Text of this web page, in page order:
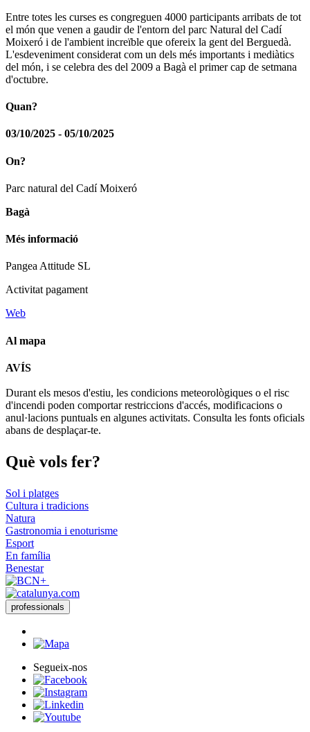
Entre totes les curses es congreguen 4000 participants arribats de tot
el món que venen a gaudir de l'entorn del parc Natural del Cadí
Moixeró i de l'ambient increïble que ofereix la gent del Berguedà.
L'esdeveniment considerat com un dels més importants i mediàtics
del món, i se celebra des del 2009 a Bagà el primer cap de setmana
d'octubre.
Quan?
03/10/2025 - 05/10/2025
On?
Parc natural del Cadí Moixeró
Bagà
Més informació
Pangea Attitude SL
Activitat pagament
Web
Al mapa
−
AVÍS
Durant els mesos d'estiu, les condicions meteorològiques o el risc
d'incendi poden comportar restriccions d'accés, modificacions o
anul·lacions puntuals en algunes activitats. Consulta les fonts oficials
abans de desplaçar-te.
Què vols fer?
Sol i platges
Cultura i tradicions
Natura
Gastronomia i enoturisme
Esport
En família
Benestar
professionals
Segueix-nos